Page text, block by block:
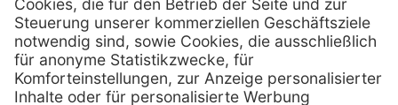
MediQuick Arzt- und Krankenhausbedarfshandel GmbH
Hans-Wunderlich-Straße 7
D-49078 Osnabrück
Telefon:0800 - 633 43 66